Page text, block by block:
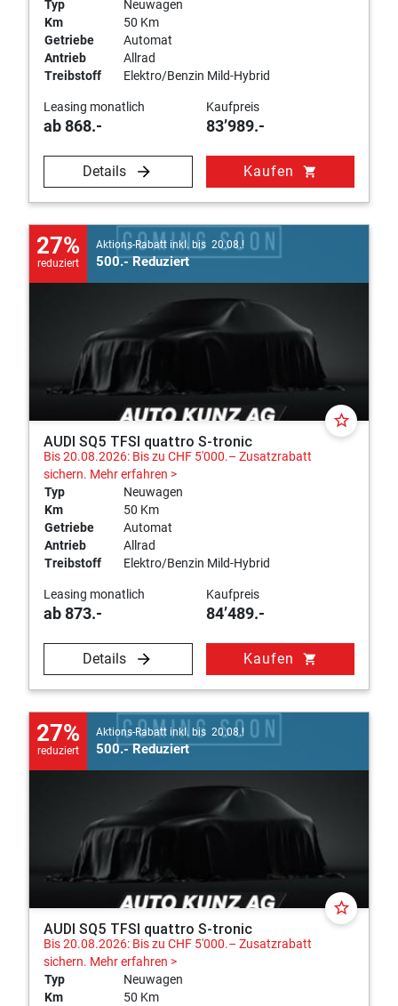
Typ
Neuwagen
Km
50 Km
Getriebe
Automat
Antrieb
Allrad
Treibstoff
Elektro/Benzin Mild-Hybrid
Leasing monatlich
ab 868.-
Kaufpreis
83’989.-
Details Kaufen shopping_cart
27%
reduziert
Aktions-Rabatt inkl. bis 20.08.!
500.- Reduziert
star_border
AUDI SQ5 TFSI quattro S-tronic
Bis 20.08.2026: Bis zu CHF 5'000.– Zusatzrabatt
sichern. Mehr erfahren >
Typ
Neuwagen
Km
50 Km
Getriebe
Automat
Antrieb
Allrad
Treibstoff
Elektro/Benzin Mild-Hybrid
Leasing monatlich
ab 873.-
Kaufpreis
84’489.-
Details Kaufen shopping_cart
27%
reduziert
Aktions-Rabatt inkl. bis 20.08.!
500.- Reduziert
star_border
AUDI SQ5 TFSI quattro S-tronic
Bis 20.08.2026: Bis zu CHF 5'000.– Zusatzrabatt
sichern. Mehr erfahren >
Typ
Neuwagen
Km
50 Km